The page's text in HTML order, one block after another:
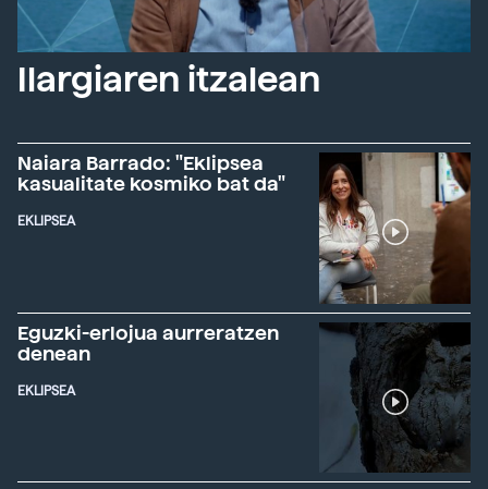
Ilargiaren itzalean
Naiara Barrado: "Eklipsea
kasualitate kosmiko bat da"
EKLIPSEA
Eguzki-erlojua aurreratzen
denean
EKLIPSEA